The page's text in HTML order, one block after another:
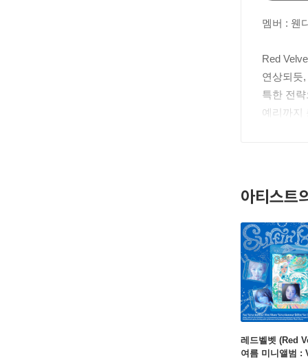
멤버 : 웬
Red
연상되듯
특한 전
예리까지
작품에
선보였다.
귀엽고
국내외
로 표현
계를 이
아티스트
레드벨벳 (Red
여름 미니앨범 :